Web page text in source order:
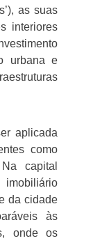
as suas
interiores
urbana e
aplicada
como
capital
da cidade
às
onde os